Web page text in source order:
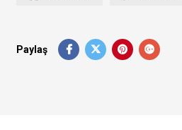
Paylaş